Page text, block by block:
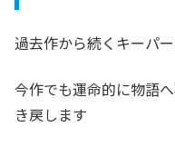
過去作から続くキーパー
今作でも運命的に物語
き戻します